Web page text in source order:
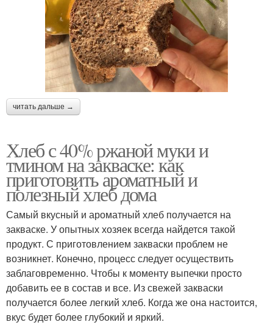
читать дальше →
Хлеб с 40% ржаной муки и
тмином на закваске: как
приготовить ароматный и
полезный хлеб дома
Самый вкусный и ароматный хлеб получается на
закваске. У опытных хозяек всегда найдется такой
продукт. С приготовлением закваски проблем не
возникнет. Конечно, процесс следует осуществить
заблаговременно. Чтобы к моменту выпечки просто
добавить ее в состав и все. Из свежей закваски
получается более легкий хлеб. Когда же она настоится,
вкус будет более глубокий и яркий.